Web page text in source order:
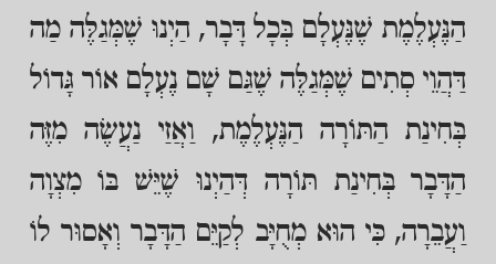
הַנֶּעְלֶמֶת שֶׁנֶּעְלָם בְּכָל דָּבָר, הַיְנוּ שֶׁמְּגַלֶּה מַה
דַּהֲוֵי סְתִים שֶׁמְּגַלֶּה שֶׁגַּם שָׁם נֶעְלָם אוֹר גָּדוֹל
בְּחִינַת הַתּוֹרָה הַנֶּעְלֶמֶת, וַאֲזַי נַעֲשֶׂה מִזֶּה
הַדָּבָר בְּחִינַת תּוֹרָה דְּהַיְנוּ שֶׁיֵּשׁ בּוֹ מִצְוָה
וַעֲבֵרָה, כִּי הוּא מְחֻיָּב לְקַיֵּם הַדָּבָר וְאָסוּר לוֹ